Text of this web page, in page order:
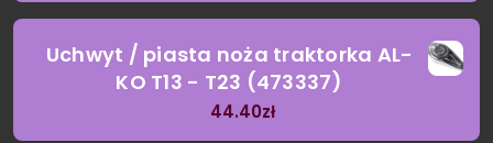
Uchwyt / piasta noża traktorka AL-
KO T13 - T23 (473337)
44.40zł